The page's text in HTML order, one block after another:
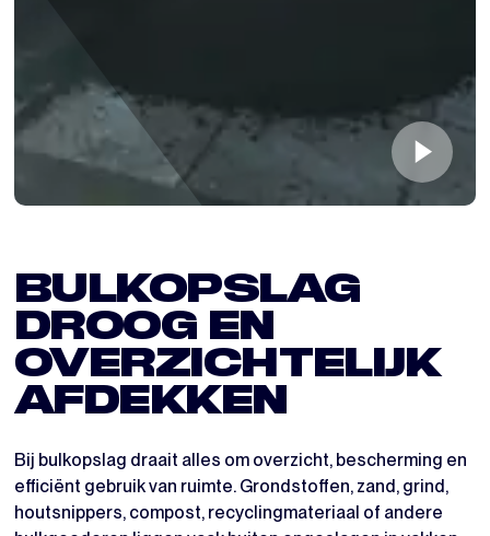
BULKOPSLAG
DROOG EN
OVERZICHTELIJK
AFDEKKEN
Bij bulkopslag draait alles om overzicht, bescherming en
efficiënt gebruik van ruimte. Grondstoffen, zand, grind,
houtsnippers, compost, recyclingmateriaal of andere